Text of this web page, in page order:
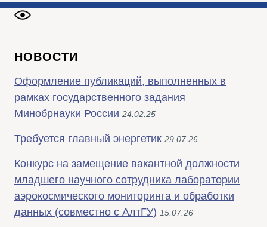
НОВОСТИ
Оформление публикаций, выполненных в
рамках государственного задания
Минобрнауки России 24.02.25
Требуется главный энергетик 29.07.26
Конкурс на замещение вакантной должности
младшего научного сотрудника лаборатории
аэрокосмического мониторинга и обработки
данных (совместно с АлтГУ) 15.07.26